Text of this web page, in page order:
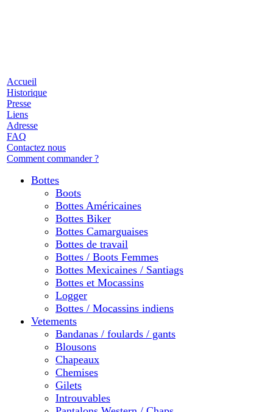
Accueil
Historique
Presse
Liens
Adresse
FAQ
Contactez nous
Comment commander ?
Bottes
Boots
Bottes Américaines
Bottes Biker
Bottes Camarguaises
Bottes de travail
Bottes / Boots Femmes
Bottes Mexicaines / Santiags
Bottes et Mocassins
Logger
Bottes / Mocassins indiens
Vetements
Bandanas / foulards / gants
Blousons
Chapeaux
Chemises
Gilets
Introuvables